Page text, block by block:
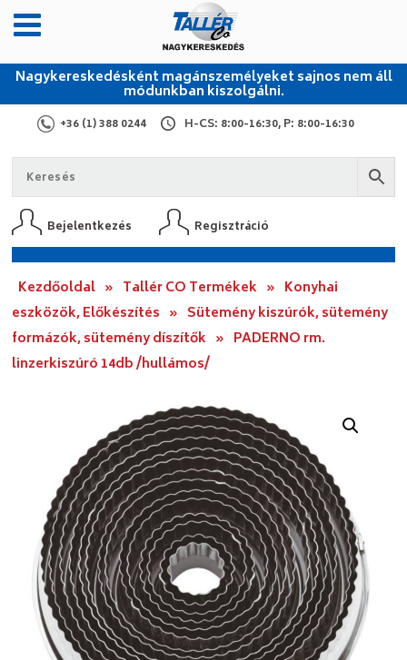
Nagykereskedésként magánszemélyeket sajnos nem áll
módunkban kiszolgálni.
+36 (1) 388 0244 H-CS: 8:00-16:30, P: 8:00-16:30
Bejelentkezés Regisztráció
Kezdőoldal » Tallér CO Termékek » Konyhai
eszközök, Előkészítés » Sütemény kiszúrók, sütemény
formázók, sütemény díszítők » PADERNO rm.
linzerkiszúró 14db /hullámos/